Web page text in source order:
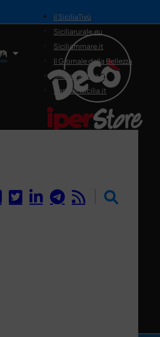
il SiciliaTivù
Siciliarurale.eu
Siciliammare.it
Il Giornale della Bellezza
Siciliamedica.it
Sanitainsicilia.it